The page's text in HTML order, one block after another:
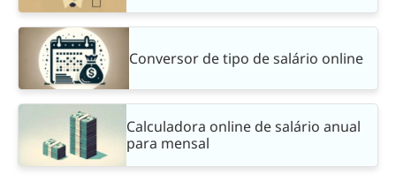
Conversor de tipo de salário online
Calculadora online de salário anual
para mensal